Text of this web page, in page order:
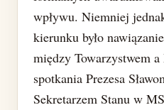
wpływu. Niemniej
kierunku było
między Towarzystwem
spotkania Prezesa
Sekretarzem Stanu w